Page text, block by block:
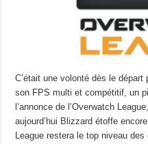
C’était une volonté dès le départ
son FPS multi et compétitif, un
l’annonce de l’Overwatch
aujourd’hui Blizzard étoffe
League restera le top niveau